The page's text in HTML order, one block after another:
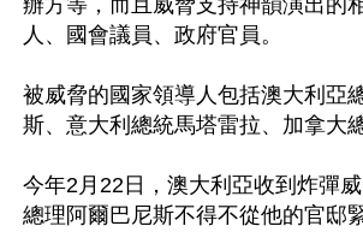
辦方等，而且威脅支持神韻演出的
人、國會議員、政府官員。
被威脅的國家領導人包括澳大利亞
斯、意大利總統馬塔雷拉、加拿大
今年2月22日，澳大利亞收到炸彈
總理阿爾巴尼斯不得不從他的官邸